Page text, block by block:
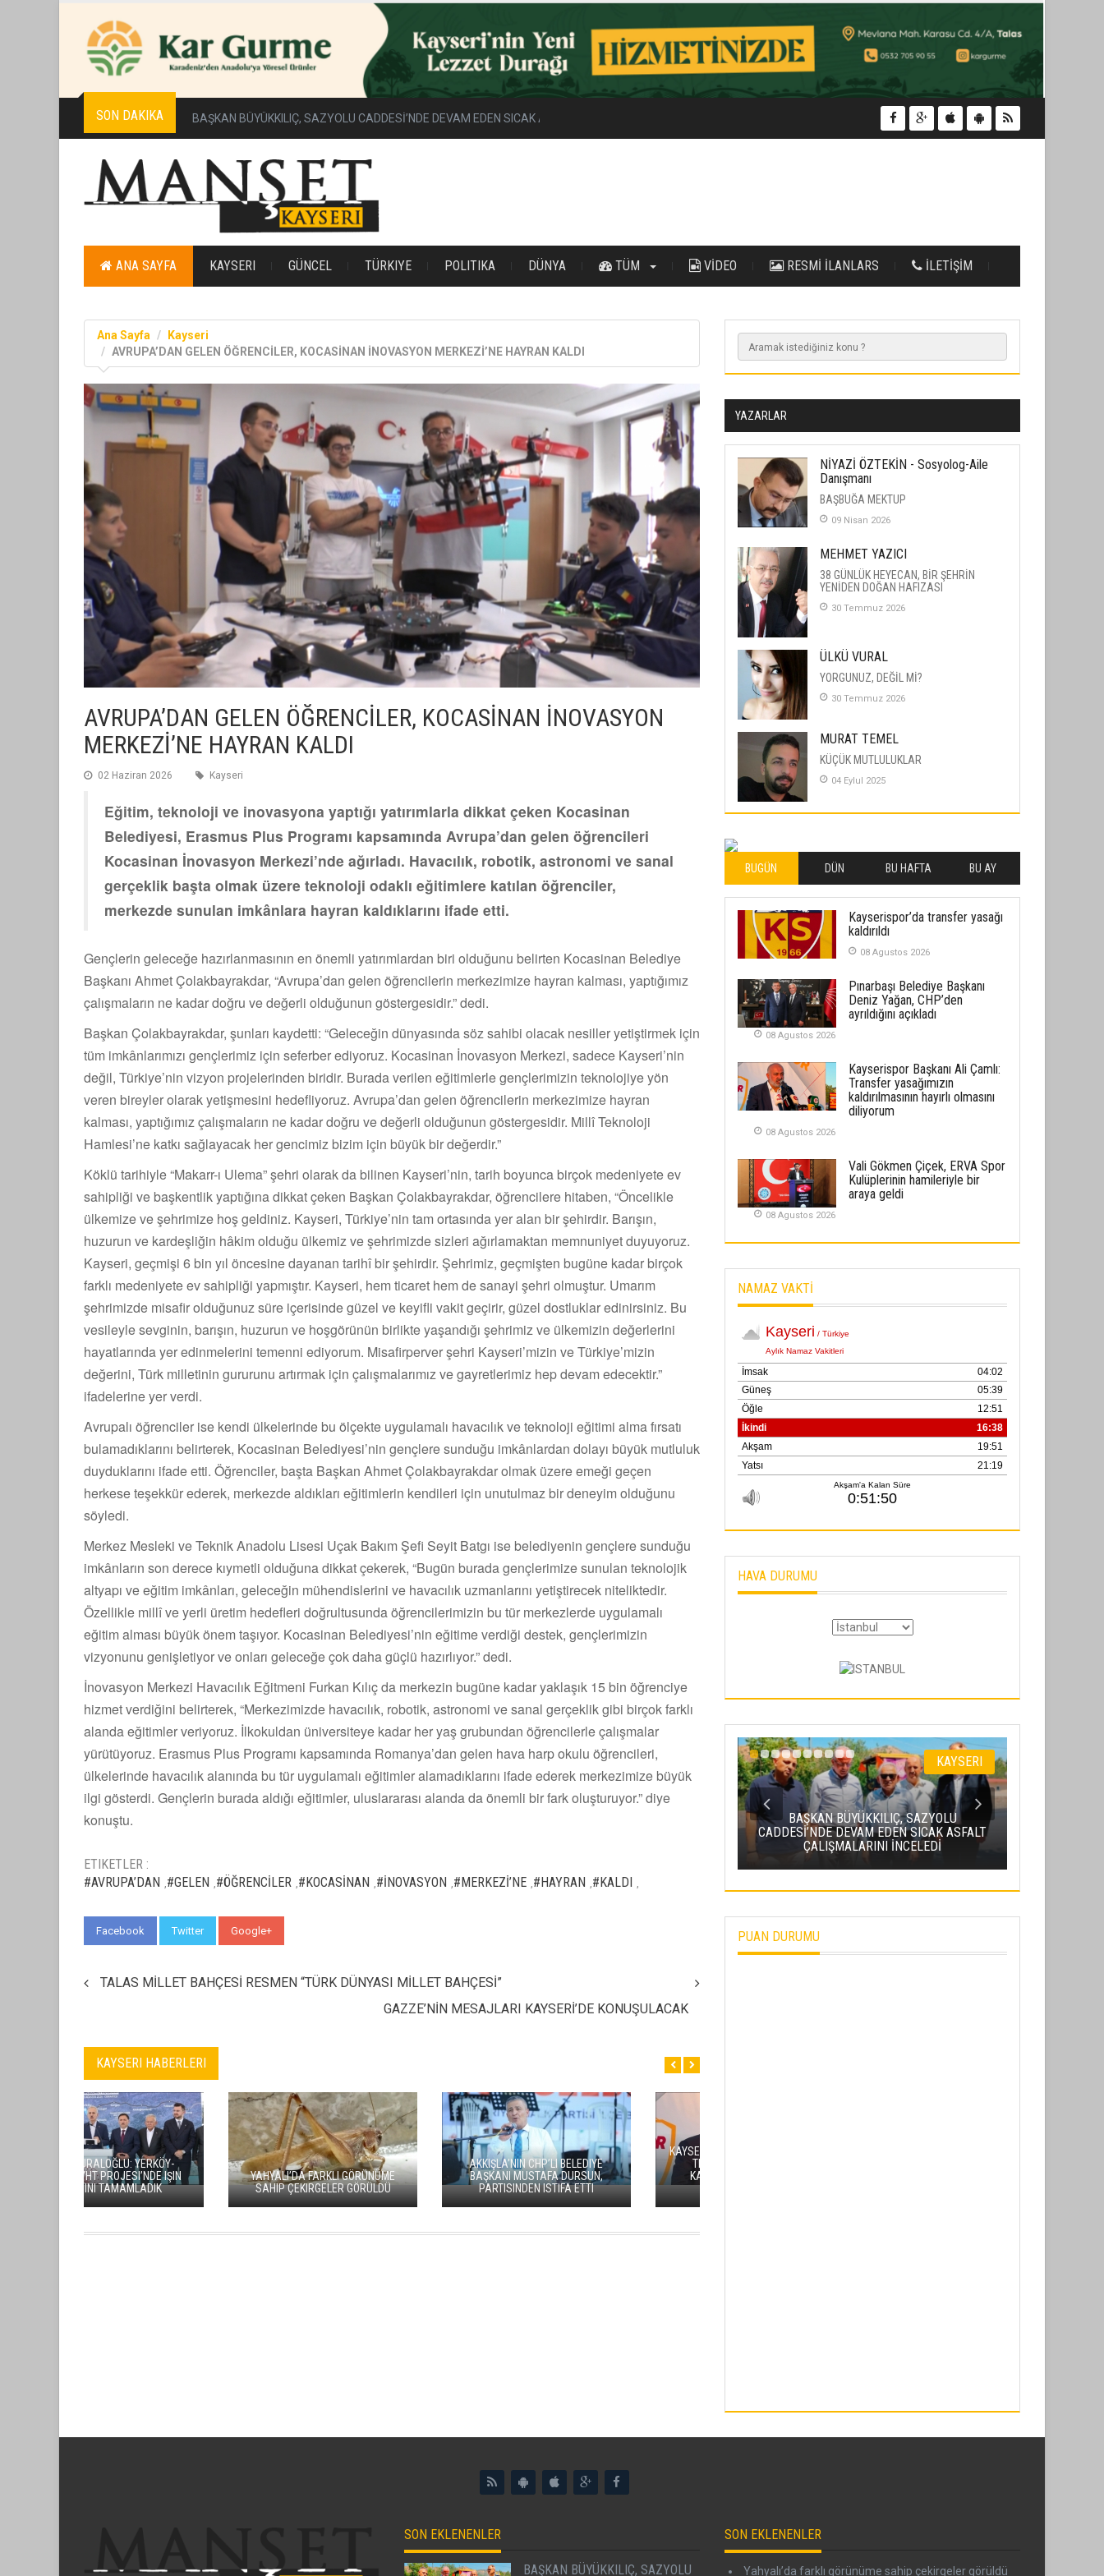
SON DAKIKA BAŞKAN BÜYÜKKILIÇ, SAZYOLU CADDESİ’NDE DEVAM EDEN SICAK ASFALT ÇALIŞMALARINI İNCELEDİ
ANA SAYFA KAYSERI GÜNCEL TÜRKIYE POLITIKA DÜNYA TÜM VİDEO RESMİ İLANLARS İLETİŞİM
Ana Sayfa
Kayseri
AVRUPA’DAN GELEN ÖĞRENCİLER, KOCASİNAN İNOVASYON MERKEZİ’NE HAYRAN KALDI
AVRUPA’DAN GELEN ÖĞRENCİLER, KOCASİNAN İNOVASYON
MERKEZİ’NE HAYRAN KALDI
02 Haziran 2026 Kayseri
Eğitim, teknoloji ve inovasyona yaptığı yatırımlarla dikkat çeken Kocasinan
Belediyesi, Erasmus Plus Programı kapsamında Avrupa’dan gelen öğrencileri
Kocasinan İnovasyon Merkezi’nde ağırladı. Havacılık, robotik, astronomi ve sanal
gerçeklik başta olmak üzere teknoloji odaklı eğitimlere katılan öğrenciler,
merkezde sunulan imkânlara hayran kaldıklarını ifade etti.
Gençlerin geleceğe hazırlanmasının en önemli yatırımlardan biri olduğunu belirten Kocasinan Belediye
Başkanı Ahmet Çolakbayrakdar, “Avrupa’dan gelen öğrencilerin merkezimize hayran kalması, yaptığımız
çalışmaların ne kadar doğru ve değerli olduğunun göstergesidir.” dedi.
Başkan Çolakbayrakdar, şunları kaydetti: “Geleceğin dünyasında söz sahibi olacak nesiller yetiştirmek için
tüm imkânlarımızı gençlerimiz için seferber ediyoruz. Kocasinan İnovasyon Merkezi, sadece Kayseri’nin
değil, Türkiye’nin vizyon projelerinden biridir. Burada verilen eğitimlerle gençlerimizin teknolojiye yön
veren bireyler olarak yetişmesini hedefliyoruz. Avrupa’dan gelen öğrencilerin merkezimize hayran
kalması, yaptığımız çalışmaların ne kadar doğru ve değerli olduğunun göstergesidir. Millî Teknoloji
Hamlesi’ne katkı sağlayacak her gencimiz bizim için büyük bir değerdir.”
Köklü tarihiyle “Makarr-ı Ulema” şehri olarak da bilinen Kayseri’nin, tarih boyunca birçok medeniyete ev
sahipliği ve başkentlik yaptığına dikkat çeken Başkan Çolakbayrakdar, öğrencilere hitaben, “Öncelikle
ülkemize ve şehrimize hoş geldiniz. Kayseri, Türkiye’nin tam ortasında yer alan bir şehirdir. Barışın,
huzurun ve kardeşliğin hâkim olduğu ülkemiz ve şehrimizde sizleri ağırlamaktan memnuniyet duyuyoruz.
Kayseri, geçmişi 6 bin yıl öncesine dayanan tarihî bir şehirdir. Şehrimiz, geçmişten bugüne kadar birçok
farklı medeniyete ev sahipliği yapmıştır. Kayseri, hem ticaret hem de sanayi şehri olmuştur. Umarım
şehrimizde misafir olduğunuz süre içerisinde güzel ve keyifli vakit geçirir, güzel dostluklar edinirsiniz. Bu
vesileyle sevginin, barışın, huzurun ve hoşgörünün birlikte yaşandığı şehrimiz ve ülkemizin değerlerini
hayatlarında yer edinmelerini temenni ediyorum. Misafirperver şehri Kayseri’mizin ve Türkiye’mizin
değerini, Türk milletinin gururunu artırmak için çalışmalarımız ve gayretlerimiz hep devam edecektir.”
ifadelerine yer verdi.
Avrupalı öğrenciler ise kendi ülkelerinde bu ölçekte uygulamalı havacılık ve teknoloji eğitimi alma fırsatı
bulamadıklarını belirterek, Kocasinan Belediyesi’nin gençlere sunduğu imkânlardan dolayı büyük mutluluk
duyduklarını ifade etti. Öğrenciler, başta Başkan Ahmet Çolakbayrakdar olmak üzere emeği geçen
herkese teşekkür ederek, merkezde aldıkları eğitimlerin kendileri için unutulmaz bir deneyim olduğunu
söyledi.
Merkez Mesleki ve Teknik Anadolu Lisesi Uçak Bakım Şefi Seyit Batgı ise belediyenin gençlere sunduğu
imkânların son derece kıymetli olduğuna dikkat çekerek, “Bugün burada gençlerimize sunulan teknolojik
altyapı ve eğitim imkânları, geleceğin mühendislerini ve havacılık uzmanlarını yetiştirecek niteliktedir.
Özellikle millî ve yerli üretim hedefleri doğrultusunda öğrencilerimizin bu tür merkezlerde uygulamalı
eğitim alması büyük önem taşıyor. Kocasinan Belediyesi’nin eğitime verdiği destek, gençlerimizin
vizyonunu genişletiyor ve onları geleceğe çok daha güçlü hazırlıyor.” dedi.
İnovasyon Merkezi Havacılık Eğitmeni Furkan Kılıç da merkezin bugüne kadar yaklaşık 15 bin öğrenciye
hizmet verdiğini belirterek, “Merkezimizde havacılık, robotik, astronomi ve sanal gerçeklik gibi birçok farklı
alanda eğitimler veriyoruz. İlkokuldan üniversiteye kadar her yaş grubundan öğrencilerle çalışmalar
yürütüyoruz. Erasmus Plus Programı kapsamında Romanya’dan gelen hava harp okulu öğrencileri,
ülkelerinde havacılık alanında bu tür uygulamalı eğitimler alamadıklarını ifade ederek merkezimize büyük
ilgi gösterdi. Gençlerin burada aldığı eğitimler, uluslararası alanda da önemli bir fark oluşturuyor.” diye
konuştu.
ETIKETLER :
#AVRUPA’DAN #GELEN #ÖĞRENCİLER #KOCASİNAN #İNOVASYON #MERKEZİ’NE #HAYRAN #KALDI
Facebook Twitter Google+
TALAS MİLLET BAHÇESİ RESMEN “TÜRK DÜNYASI MİLLET BAHÇESİ”
GAZZE’NİN MESAJLARI KAYSERİ’DE KONUŞULACAK
KAYSERI HABERLERI
AKKIŞLA’NIN CHP’LI BELEDIYE
BAŞKANI MUSTAFA DURSUN,
PARTISINDEN ISTIFA ETTI
KAYSERISPOR BAŞKANI ALI ÇAMLI:
TRANSFER YASAĞIMIZIN
KALDIRILMASININ HAYIRLI
OLMASINI DILIYORUM
VALI GÖKMEN ÇIÇEK, ERVA SPOR
KULÜPLERININ HAMILERIYLE BIR
ARAYA GELDI
YAZARLAR
NİYAZİ ÖZTEKİN - Sosyolog-Aile
Danışmanı
BAŞBUĞA MEKTUP
09 Nisan 2026
MEHMET YAZICI
38 GÜNLÜK HEYECAN, BİR ŞEHRİN
YENİDEN DOĞAN HAFIZASI
30 Temmuz 2026
ÜLKÜ VURAL
YORGUNUZ, DEĞİL Mİ?
30 Temmuz 2026
MURAT TEMEL
KÜÇÜK MUTLULUKLAR
04 Eylul 2025
26 Subat 2026
METİN ERTEM
YENİ HİCRİ YIL VE ÜLKEMİZDE
YAŞANANLAR!
21 Haziran 2026
SEMRA ŞAHİN
KENDİNE UYANMAK
30 Temmuz 2026
Merve Şimşek
İlgi Alanlarımız ve Biz
02 Ekim 2025
SABAHATTİN SÜRMEN
Kayserispor, Rizespor’la Nihayet 3
puana Ulaştı
01 Mayis 2026
BUGÜN DÜN BU HAFTA BU AY
Kayserispor’da transfer yasağı
kaldırıldı
08 Agustos 2026
Pınarbaşı Belediye Başkanı
Deniz Yağan, CHP’den
ayrıldığını açıkladı
08 Agustos 2026
Kayserispor Başkanı Ali Çamlı:
Transfer yasağımızın
kaldırılmasının hayırlı olmasını
diliyorum
08 Agustos 2026
Vali Gökmen Çiçek, ERVA Spor
Kulüplerinin hamileriyle bir
araya geldi
08 Agustos 2026
NAMAZ VAKTİ
HAVA DURUMU
KAYSERI
BAŞKAN BÜYÜKKILIÇ, SAZYOLU
CADDESİ’NDE DEVAM EDEN SICAK ASFALT
ÇALIŞMALARINI İNCELEDİ
PUAN DURUMU
SON EKLENENLER
BAŞKAN BÜYÜKKILIÇ, SAZYOLU
SON EKLENENLER
Yahyalı’da farklı görünüme sahip çekirgeler görüldü